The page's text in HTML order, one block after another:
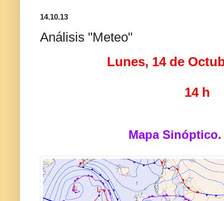
14.10.13
Análisis "Meteo"
Lunes, 14 de
14 h
Mapa